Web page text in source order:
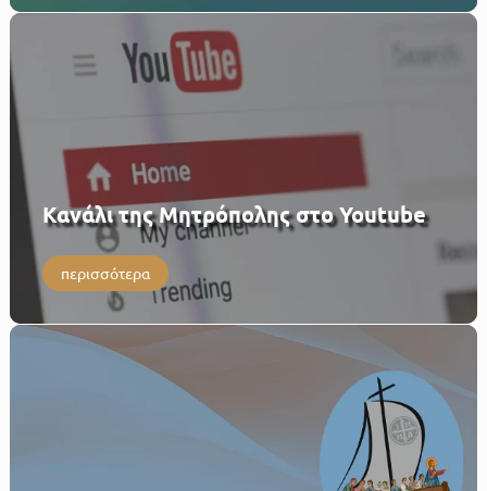
Κανάλι της Μητρόπολης στο Youtube
περισσότερα